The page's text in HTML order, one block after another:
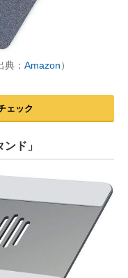
： Amazon）
ェック
ド」